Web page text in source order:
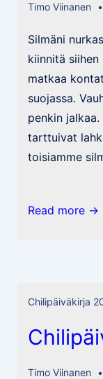
Timo Viinanen
Silmäni
kiinnitä
matkaa
suojassa.
penkin
tarttuivat
toisiamme
Hirveetä
Read more →
Chilipäiväkirja
Timo Viinanen